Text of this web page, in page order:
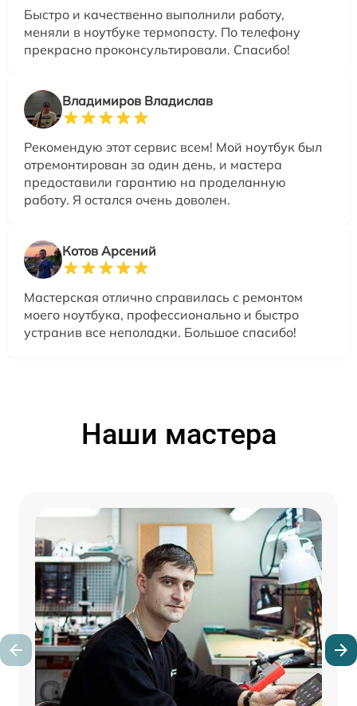
Быстро и качественно выполнили работу,
меняли в ноутбуке термопасту. По телефону
прекрасно проконсультировали. Спасибо!
Владимиров Владислав
Рекомендую этот сервис всем! Мой ноутбук был
отремонтирован за один день, и мастера
предоставили гарантию на проделанную
работу. Я остался очень доволен.
Котов Арсений
Мастерская отлично справилась с ремонтом
моего ноутбука, профессионально и быстро
устранив все неполадки. Большое спасибо!
Наши мастера